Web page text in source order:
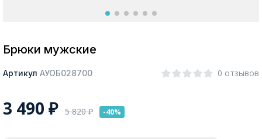
Брюки мужские
Артикул АУОБ028700 0 отзывов
3 490 ₽ 5 820₽ -40%